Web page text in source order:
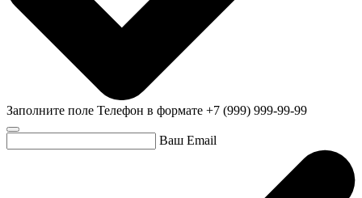
Заполните поле Телефон в формате +7 (999) 999-99-99
Ваш Email